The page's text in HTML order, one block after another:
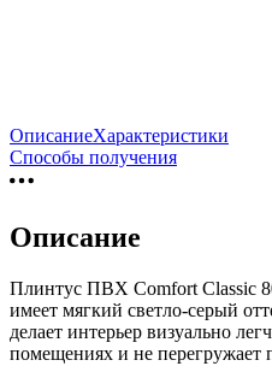
ОписаниеХарактеристики
Способы получения
Описание
Плинтус ПВХ Comfort Classic
имеет мягкий светло-серый
делает интерьер визуально
помещениях и не перегружает